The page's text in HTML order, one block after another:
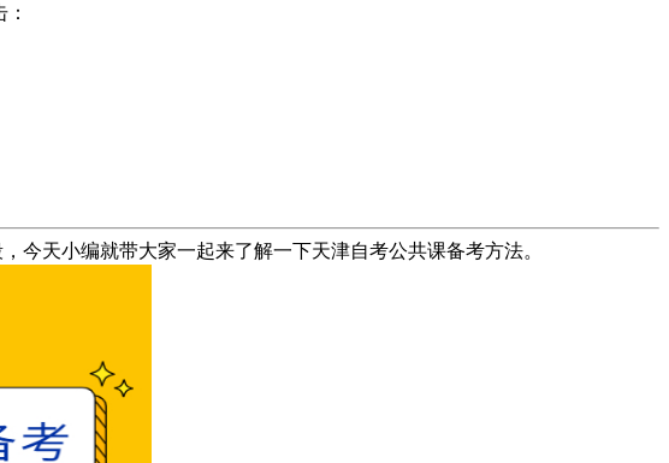
天小编就带大家一起来了解一下天津自考公共课备考方法。